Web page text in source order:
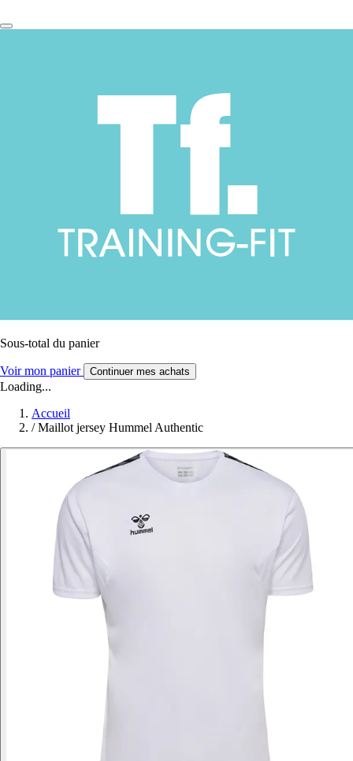
Sous-total du panier
Voir mon panier Continuer mes achats
Loading...
Accueil
/ Maillot jersey Hummel Authentic